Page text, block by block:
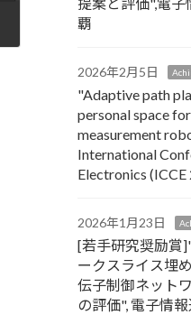
覇
2026年2月5日
"Adaptive path
personal space
measurement
International
Electronics
2026年1月23日
[若手研究奨励賞
ークスライス埋
伝子制御ネット
の評価", 電子情